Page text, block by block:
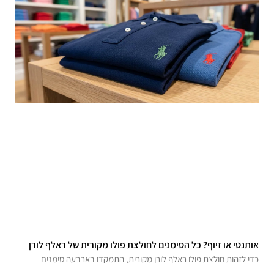
אותנטי או זיוף? כל הסימנים לחולצת פולו מקורית של ראלף לורן
כדי לזהות חולצת פולו ראלף לורן מקורית, התמקדו בארבעה סימנים